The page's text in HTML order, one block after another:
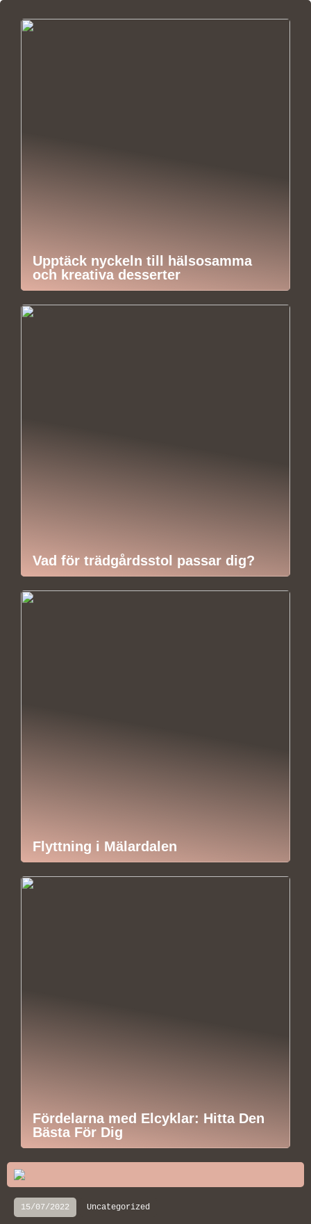
Upptäck nyckeln till hälsosamma
och kreativa desserter
Vad för trädgårdsstol passar dig?
Flyttning i Mälardalen
Fördelarna med Elcyklar: Hitta Den
Bästa För Dig
15/07/2022 Uncategorized